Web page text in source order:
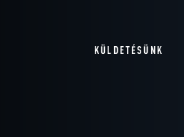
KÜLDETÉSÜNK